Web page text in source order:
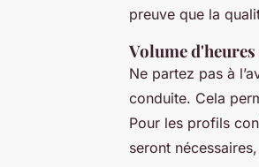
preuve que la
Volume
Ne partez pas à
conduite. Cela
Pour les profils
seront